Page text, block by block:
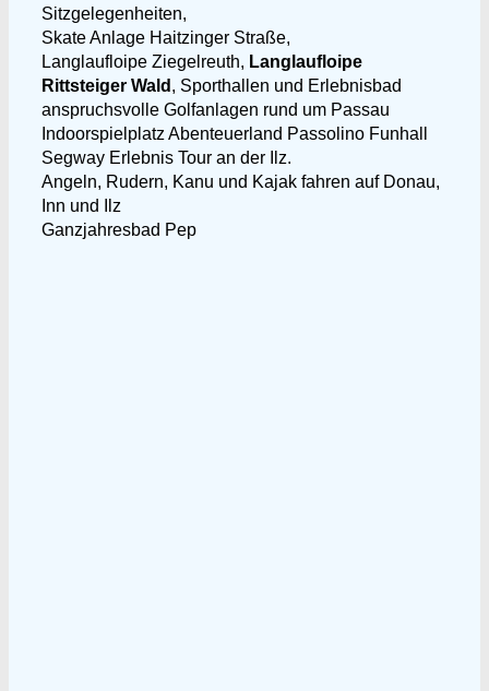
Sitzgelegenheiten,
Skate Anlage Haitzinger Straße,
Langlaufloipe Ziegelreuth, Langlaufloipe
Rittsteiger Wald , Sporthallen und Erlebnisbad
anspruchsvolle Golfanlagen rund um Passau
Indoorspielplatz Abenteuerland Passolino Funhall
Segway Erlebnis Tour an der Ilz.
Angeln, Rudern, Kanu und Kajak fahren auf Donau,
Inn und Ilz
Ganzjahresbad Pep